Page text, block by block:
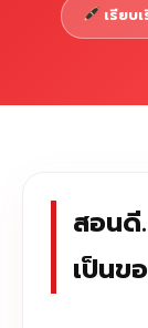
ดุ
เรียบ
สอนดี
เป็นข